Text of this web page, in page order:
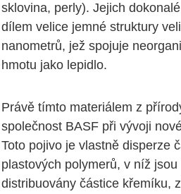
sklovina, perly). Jejich
dílem velice jemné struktury
nanometrů, jež spojuje
hmotu jako lepidlo.
Právě tímto materiálem z
společnost BASF při vývoji
Toto pojivo je vlastně disperze
plastových polymerů, v níž
distribuovány částice křemíku,